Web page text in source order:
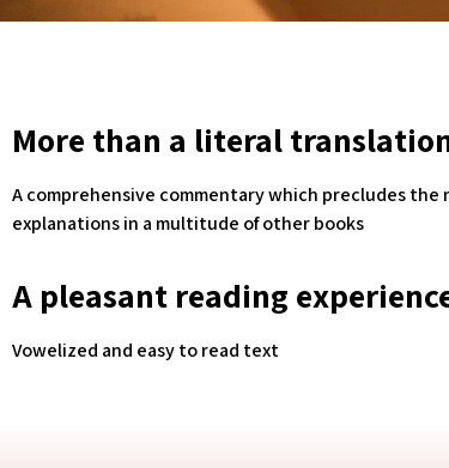
More than a literal
A comprehensive commentary which precludes the
explanations in a multitude of other books
A pleasant reading
Vowelized and easy to read text